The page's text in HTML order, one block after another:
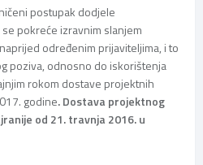
postupak dodjele
pokreće izravnim slanjem
određenim prijaviteljima, i to
poziva, odnosno do iskorištenja
rokom dostave projektnih
godine. Dostava projektnog
od 21. travnja 2016. u